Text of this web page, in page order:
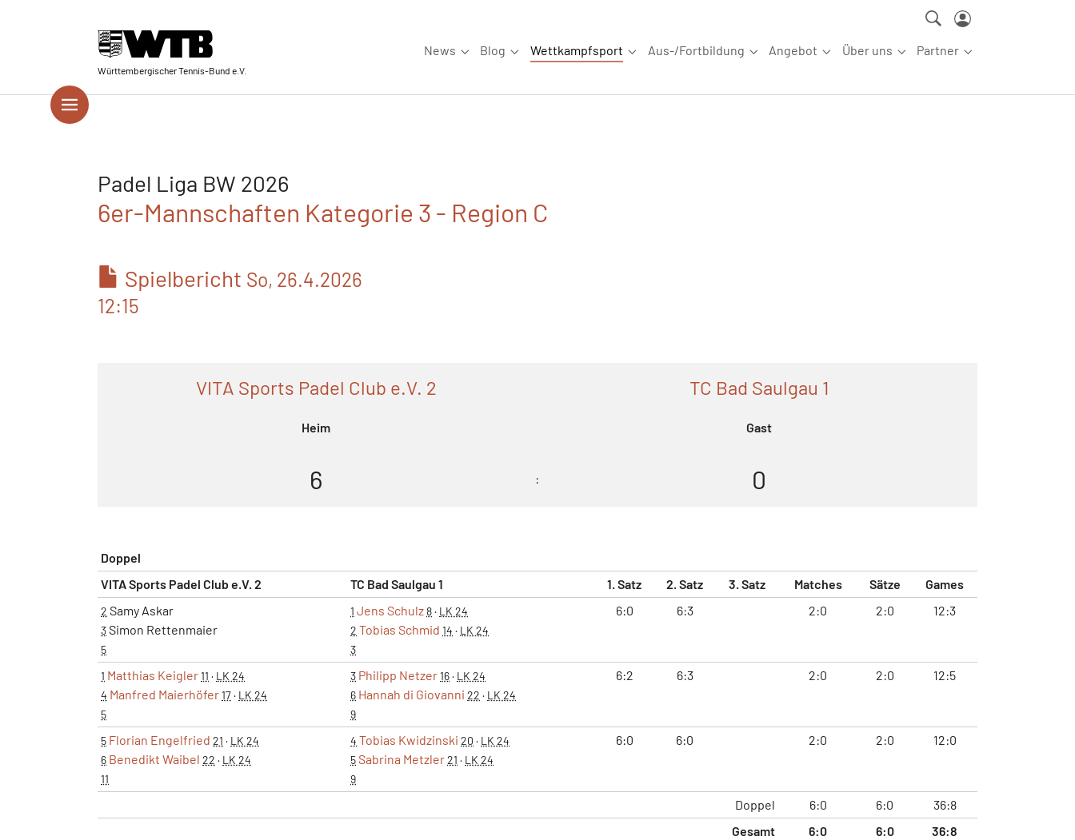
Württembergischer Tennis-Bund e.V.
News
Submenu for "News"
Blog
Submenu for "Blog"
Wettkampfsport
Submenu for "Wettkampfsport"
Aus-/Fortbildung
Submenu for "Aus-/Fortbildung"
Angebot
Submenu for "Angebot"
Über uns
Submenu for "Über uns"
Partner
Submenu for
Padel Liga BW 2026
6er-Mannschaften Kategorie 3 - Region C
Spielbericht So, 26.4.2026
12:15
VITA Sports Padel Club e.V. 2
Heim
TC Bad Saulgau 1
Gast
6 : 0
Doppel
VITA Sports Padel Club e.V. 2
TC Bad Saulgau 1 1. Satz 2. Satz 3. Satz Matches Sätze Games
2 Samy Askar
3Simon Rettenmaier
5
1 Jens Schulz8· LK 24
2 Tobias Schmid 14 · LK 24
3
6:0 6:3 2:0 2:0 12:3
1 Matthias Keigler11 · LK 24
4 Manfred Maierhöfer17· LK 24
5
3 Philipp Netzer16· LK 24
6 Hannah di Giovanni 22 · LK 24
9
6:2 6:3 2:0 2:0 12:5
5 Florian Engelfried 21 · LK 24
6 Benedikt Waibel 22 · LK 24
11
4 Tobias Kwidzinski 20 · LK 24
5Sabrina Metzler21 · LK 24
9
6:0 6:0 2:0 2:0 12:0
Doppel 6:0 6:0
36:8
Gesamt
6:0 6:0 36:8